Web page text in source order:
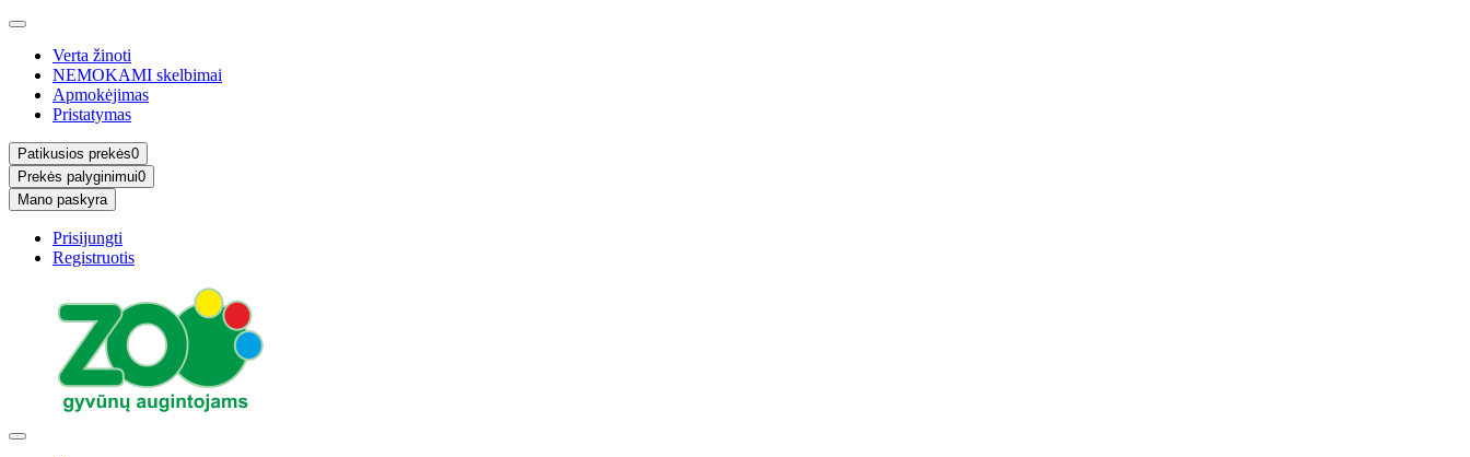
Verta žinoti
NEMOKAMI skelbimai
Apmokėjimas
Pristatymas
Patikusios prekės0
Prekės palyginimui0
Mano paskyra
Prisijungti
Registruotis